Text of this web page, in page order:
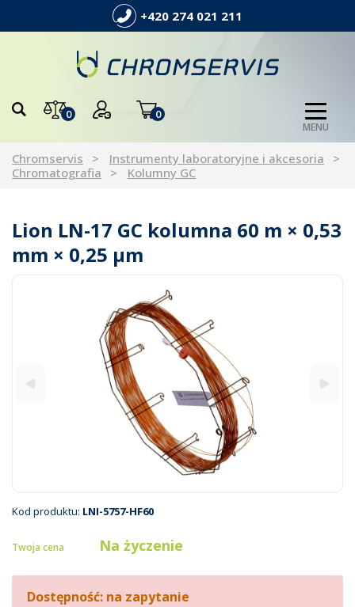
+420 274 021 211
0 0
MENU
Chromservis
Instrumenty laboratoryjne i akcesoria
Chromatografia
Kolumny GC
Lion LN-17 GC kolumna 60 m × 0,53
mm × 0,25 µm
Kod produktu: LNI-5757-HF60
Twoja cena Na życzenie
Dostępność: na zapytanie